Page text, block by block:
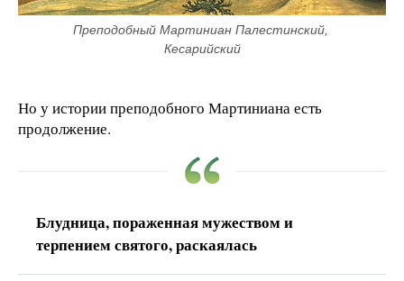
Преподобный Мартиниан Палестинский,
Кесарийский
Но у истории преподобного Мартиниана есть
продолжение.
Блудница, пораженная мужеством и
терпением святого, раскаялась